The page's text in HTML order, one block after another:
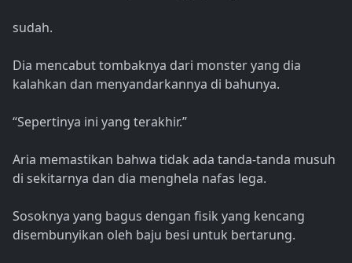
sudah.
Dia mencabut tombaknya dari monster yang dia
kalahkan dan menyandarkannya di bahunya.
“Sepertinya ini yang terakhir.”
Aria memastikan bahwa tidak ada tanda-tanda musuh
di sekitarnya dan dia menghela nafas lega.
Sosoknya yang bagus dengan fisik yang kencang
disembunyikan oleh baju besi untuk bertarung.